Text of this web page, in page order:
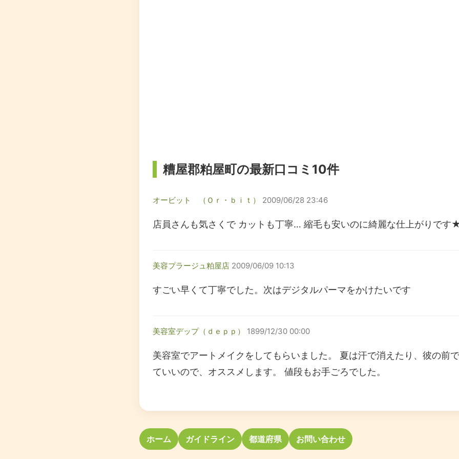
糟屋郡粕屋町の最新口コミ10件
オービット （Ｏｒ・ｂｉｔ） 2009/06/28 23:46
店員さんも気さくで カットも丁寧… 縮毛も安いのに綺麗な仕上がりです
美容プラージュ粕屋店 2009/06/09 10:13
すごい早くて丁寧でした。次はデジタルパーマをかけたいです
美容室デップ（ｄｅｐｐ） 1899/12/30 00:00
美容室でアートメイクをしてもらいました。 夏は汗で消えたり、彼の前
ていいので、オススメします。 値段もお手ごろでした。
ホーム ガイドライン 都道府県 お問い合わせ